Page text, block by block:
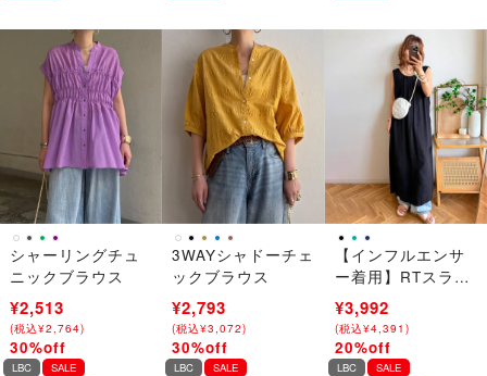
シャーリングチュ
ニックブラウス
¥3,590
(税込¥3,949)
→
¥2,513
(税込¥2,764)
30%off
3WAYシャドーチェ
ックブラウス
¥3,990
(税込¥4,389)
→
¥2,793
(税込¥3,072)
30%off
【インフルエンサ
ー着用】RTスラブ
2WAYリボンワンピ
ース
¥4,990
(税込¥5,489 )
→
¥3,992
(税込¥4,391 )
20%off
LBC
SALE
LBC
SALE
LBC
SALE